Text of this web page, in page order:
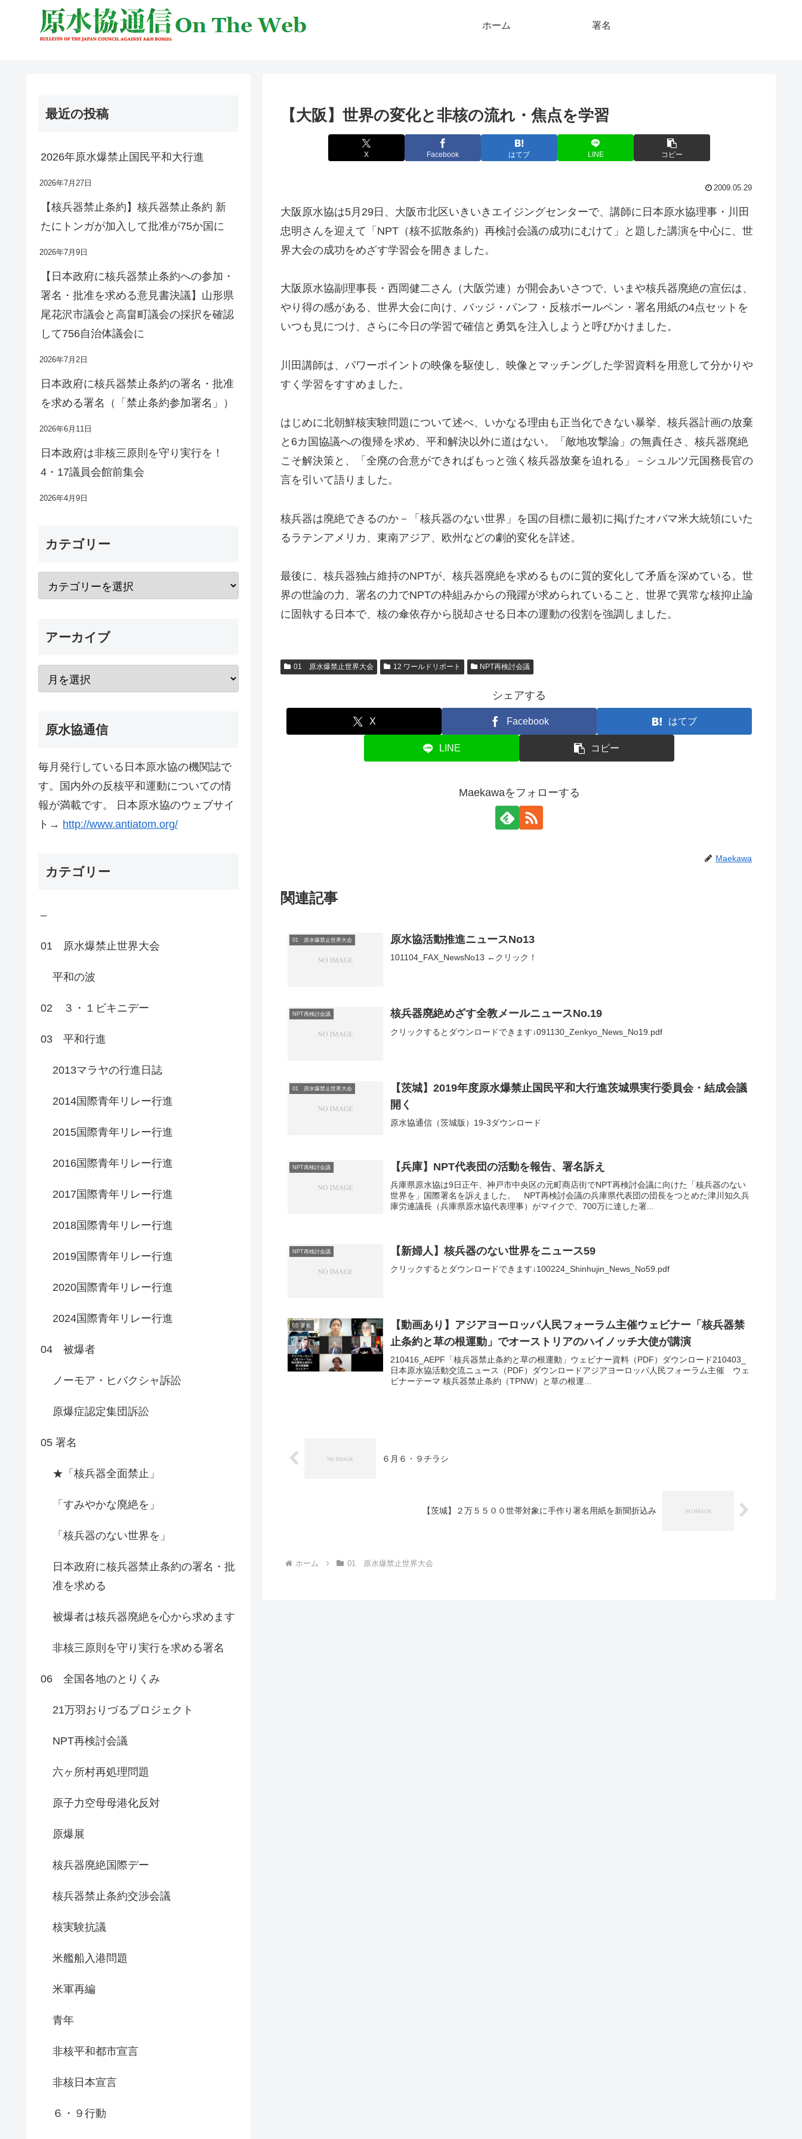
ホーム 署名
【大阪】世界の変化と非核の流れ・焦点を学習
X Facebook はてブ LINE コピー
2009.05.29
大阪原水協は5月29日、大阪市北区いきいきエイジングセンターで、講師に日本原水協理事・川田
忠明さんを迎えて「NPT（核不拡散条約）再検討会議の成功にむけて」と題した講演を中心に、世
界大会の成功をめざす学習会を開きました。
大阪原水協副理事長・西岡健二さん（大阪労連）が開会あいさつで、いまや核兵器廃絶の宣伝は、
やり得の感がある、世界大会に向け、バッジ・パンフ・反核ボールペン・署名用紙の4点セットを
いつも見につけ、さらに今日の学習で確信と勇気を注入しようと呼びかけました。
川田講師は、パワーポイントの映像を駆使し、映像とマッチングした学習資料を用意して分かりや
すく学習をすすめました。
はじめに北朝鮮核実験問題について述べ、いかなる理由も正当化できない暴挙、核兵器計画の放棄
と6カ国協議への復帰を求め、平和解決以外に道はない。「敵地攻撃論」の無責任さ、核兵器廃絶
こそ解決策と、「全廃の合意ができればもっと強く核兵器放棄を迫れる」－シュルツ元国務長官の
言を引いて語りました。
核兵器は廃絶できるのか－「核兵器のない世界」を国の目標に最初に掲げたオバマ米大統領にいた
るラテンアメリカ、東南アジア、欧州などの劇的変化を詳述。
最後に、核兵器独占維持のNPTが、核兵器廃絶を求めるものに質的変化して矛盾を深めている。世
界の世論の力、署名の力でNPTの枠組みからの飛躍が求められていること、世界で異常な核抑止論
に固執する日本で、核の傘依存から脱却させる日本の運動の役割を強調しました。
01 原水爆禁止世界大会 12 ワールドリポート NPT再検討会議
シェアする
X Facebook はてブ
LINE コピー
Maekawaをフォローする
Maekawa
関連記事
01 原水爆禁止世界大会 原水協活動推進ニュースNo13
101104_FAX_NewsNo13 ←クリック！
NPT再検討会議 核兵器廃絶めざす全教メールニュースNo.19
クリックするとダウンロードできます↓091130_Zenkyo_News_No19.pdf
01 原水爆禁止世界大会
【茨城】2019年度原水爆禁止国民平和大行進茨城県実行委員会・結成会議
開く
原水協通信（茨城版）19-3ダウンロード
NPT再検討会議 【兵庫】NPT代表団の活動を報告、署名訴え
兵庫県原水協は9日正午、神戸市中央区の元町商店街でNPT再検討会議に向けた「核兵器のない
世界を」国際署名を訴えました。 NPT再検討会議の兵庫県代表団の団長をつとめた津川知久兵
庫労連議長（兵庫県原水協代表理事）がマイクで、700万に達した署...
NPT再検討会議 【新婦人】核兵器のない世界をニュース59
クリックするとダウンロードできます↓100224_Shinhujin_News_No59.pdf
05 署名
【動画あり】アジアヨーロッパ人民フォーラム主催ウェビナー「核兵器禁
止条約と草の根運動」でオーストリアのハイノッチ大使が講演
210416_AEPF「核兵器禁止条約と草の根運動」ウェビナー資料（PDF）ダウンロード210403_
日本原水協活動交流ニュース（PDF）ダウンロードアジアヨーロッパ人民フォーラム主催 ウェ
ビナーテーマ 核兵器禁止条約（TPNW）と草の根運...
６月６・９チラシ
【茨城】２万５５００世帯対象に手作り署名用紙を新聞折込み
ホーム 01 原水爆禁止世界大会
最近の投稿
2026年原水爆禁止国民平和大行進
2026年7月27日
【核兵器禁止条約】核兵器禁止条約 新
たにトンガが加入して批准が75か国に
2026年7月9日
【日本政府に核兵器禁止条約への参加・
署名・批准を求める意見書決議】山形県
尾花沢市議会と高畠町議会の採択を確認
して756自治体議会に
2026年7月2日
日本政府に核兵器禁止条約の署名・批准
を求める署名（「禁止条約参加署名」）
2026年6月11日
日本政府は非核三原則を守り実行を！
4・17議員会館前集会
2026年4月9日
カテゴリー
アーカイブ
原水協通信
毎月発行している日本原水協の機関誌で
す。国内外の反核平和運動についての情
報が満載です。 日本原水協のウェブサイ
ト→ http://www.antiatom.org/
カテゴリー
–
01 原水爆禁止世界大会
平和の波
02 ３・１ビキニデー
03 平和行進
2013マラヤの行進日誌
2014国際青年リレー行進
2015国際青年リレー行進
2016国際青年リレー行進
2017国際青年リレー行進
2018国際青年リレー行進
2019国際青年リレー行進
2020国際青年リレー行進
2024国際青年リレー行進
04 被爆者
ノーモア・ヒバクシャ訴訟
原爆症認定集団訴訟
05 署名
★「核兵器全面禁止」
「すみやかな廃絶を」
「核兵器のない世界を」
日本政府に核兵器禁止条約の署名・批
准を求める
被爆者は核兵器廃絶を心から求めます
非核三原則を守り実行を求める署名
06 全国各地のとりくみ
21万羽おりづるプロジェクト
NPT再検討会議
六ヶ所村再処理問題
原子力空母母港化反対
原爆展
核兵器廃絶国際デー
核兵器禁止条約交渉会議
核実験抗議
米艦船入港問題
米軍再編
青年
非核平和都市宣言
非核日本宣言
６・９行動